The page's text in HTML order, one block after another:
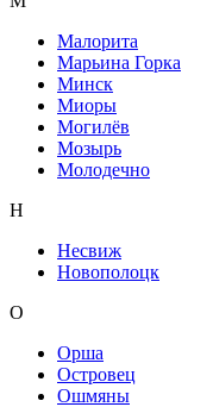
Малорита
Марьина Горка
Минск
Миоры
Могилёв
Мозырь
Молодечно
Н
Несвиж
Новополоцк
О
Орша
Островец
Ошмяны